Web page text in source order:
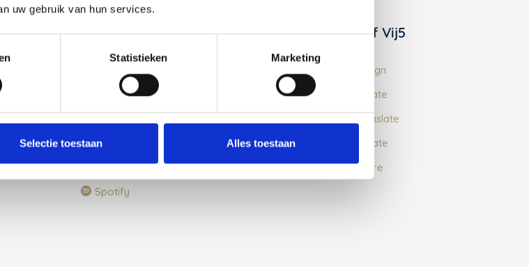
uw gebruik van hun services.
Statistieken Marketing
Selectie toestaan Alles toestaan
delivery
Social Media
Facebook
YouTube
LinkedIn
Spotify
The 5 Steps of Vij5
Step 1 of Vij5: Design
Step 2 of Vij5: Curate
Step 3 of Vij5: Translate
Step 4 of Vij5: Create
Step 5 of Vij5: Share